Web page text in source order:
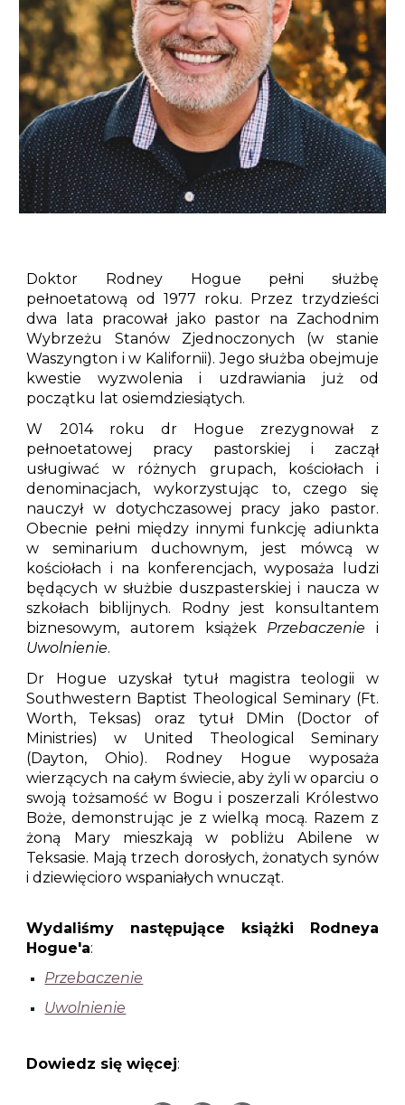
Doktor Rodney Hogue pełni służbę
pełnoetatową od 1977 roku. Przez trzydzieści
dwa lata pracował jako pastor na Zachodnim
Wybrzeżu Stanów Zjednoczonych (w stanie
Waszyngton i w Kalifornii). Jego służba obejmuje
kwestie wyzwolenia i uzdrawiania już od
początku lat osiemdziesiątych.
W 2014 roku dr Hogue zrezygnował z
pełnoetatowej pracy pastorskiej i zaczął
usługiwać w różnych grupach, kościołach i
denominacjach, wykorzystując to, czego się
nauczył w dotychczasowej pracy jako pastor.
Obecnie pełni między innymi funkcję adiunkta
w seminarium duchownym, jest mówcą w
kościołach i na konferencjach, wyposaża ludzi
będących w służbie duszpasterskiej i naucza w
szkołach biblijnych. Rodny jest konsultantem
biznesowym, autorem książek Przebaczenie i
Uwolnienie.
Dr Hogue uzyskał tytuł magistra teologii w
Southwestern Baptist Theological Seminary (Ft.
Worth, Teksas) oraz tytuł DMin (Doctor of
Ministries) w United Theological Seminary
(Dayton, Ohio). Rodney Hogue wyposaża
wierzących na całym świecie, aby żyli w oparciu o
swoją tożsamość w Bogu i poszerzali Królestwo
Boże, demonstrując je z wielką mocą. Razem z
żoną Mary mieszkają w pobliżu Abilene w
Teksasie. Mają trzech dorosłych, żonatych synów
i dziewięcioro wspaniałych wnucząt.
Wydaliśmy następujące książki
Rodneya
Hogue'a:
Przebaczenie
Uwolnienie
Dowiedz się więcej: